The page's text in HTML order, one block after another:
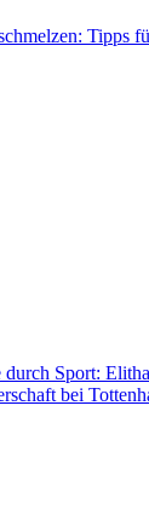
Tipps
Sport:
bei